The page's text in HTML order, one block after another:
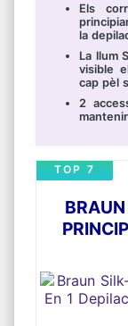
Els
la
La llum
visible
cap pèl
2
TOP 7